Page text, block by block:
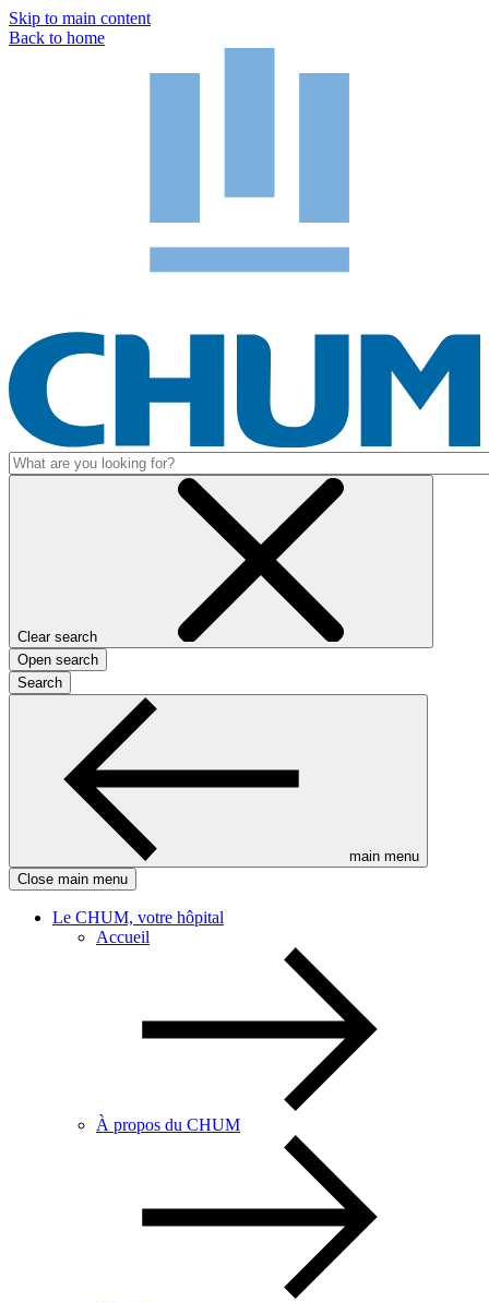
Skip to main content
Back to home
Clear search
Open search
Search
main menu
Close main menu
Le CHUM, votre hôpital
Accueil
À propos du CHUM